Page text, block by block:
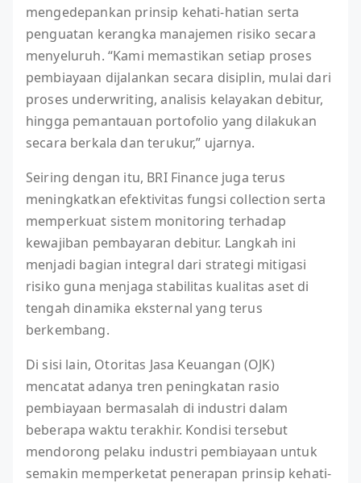
mengedepankan prinsip kehati-hatian serta
penguatan kerangka manajemen risiko secara
menyeluruh. “Kami memastikan setiap proses
pembiayaan dijalankan secara disiplin, mulai dari
proses underwriting, analisis kelayakan debitur,
hingga pemantauan portofolio yang dilakukan
secara berkala dan terukur,” ujarnya.
Seiring dengan itu, BRI Finance juga terus
meningkatkan efektivitas fungsi collection serta
memperkuat sistem monitoring terhadap
kewajiban pembayaran debitur. Langkah ini
menjadi bagian integral dari strategi mitigasi
risiko guna menjaga stabilitas kualitas aset di
tengah dinamika eksternal yang terus
berkembang.
Di sisi lain, Otoritas Jasa Keuangan (OJK)
mencatat adanya tren peningkatan rasio
pembiayaan bermasalah di industri dalam
beberapa waktu terakhir. Kondisi tersebut
mendorong pelaku industri pembiayaan untuk
semakin memperketat penerapan prinsip kehati-